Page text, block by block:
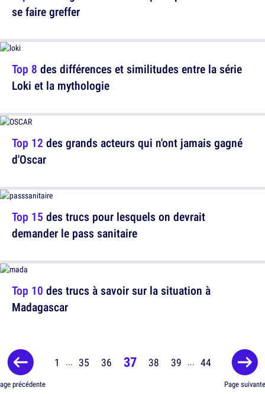
se faire greffer
Top 12 des grands acteurs qui n'ont jamais gagné
d'Oscar
Top 10 des trucs à savoir sur la situation à
Madagascar
Top 8 des différences et similitudes entre la série
Loki et la mythologie
Top 15 des trucs pour lesquels on devrait
demander le pass sanitaire
précédente
1 ... 35 36 37 38 39 ... 44
Page suivante